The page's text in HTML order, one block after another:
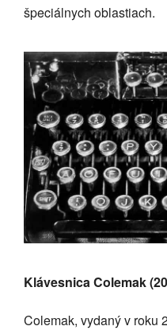
špeciálnych oblastiach.
Klávesnica Colemak
Colemak, vydaný v roku